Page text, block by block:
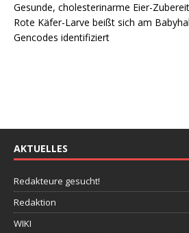
Gesunde, cholesterinarme Eier-
Rote Käfer-Larve beißt sich am
Gencodes identifiziert
AKTUELLES
Redakteure gesucht!
Redaktion
WIKI